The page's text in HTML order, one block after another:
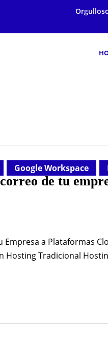
Google Workspace
de tu
Empresa a Plataformas
Hosting Tradicional
365) ofrece múltiples
1. Mayor